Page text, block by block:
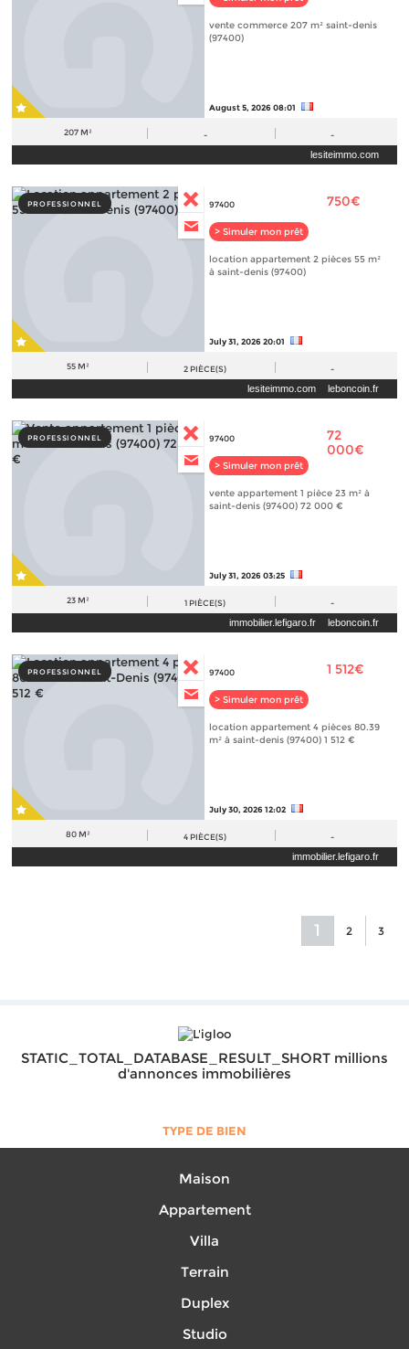
vente commerce 207 m² saint-denis
(97400)
August 5, 2026 08:01
207 M² - -
lesiteimmo.com
PROFESSIONNEL 97400
> Simuler mon prêt
750€
location appartement 2 pièces 55 m²
à saint-denis (97400)
July 31, 2026 20:01
55 M² 2 PIÈCE(S) -
lesiteimmo.com leboncoin.fr
PROFESSIONNEL 97400
> Simuler mon prêt
72
000€
vente appartement 1 pièce 23 m² à
saint-denis (97400) 72 000 €
July 31, 2026 03:25
23 M² 1 PIÈCE(S) -
immobilier.lefigaro.fr leboncoin.fr
PROFESSIONNEL 97400
> Simuler mon prêt
1 512€
location appartement 4 pièces 80.39
m² à saint-denis (97400) 1 512 €
July 30, 2026 12:02
80 M² 4 PIÈCE(S) -
immobilier.lefigaro.fr
1 2 3
STATIC_TOTAL_DATABASE_RESULT_SHORT millions
d'annonces immobilières
TYPE DE BIEN
Maison
Appartement
Villa
Terrain
Duplex
Studio